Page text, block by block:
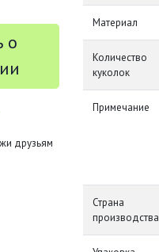
о
друзьям
Материал
Количество
куколок
Примечание
Страна
производства